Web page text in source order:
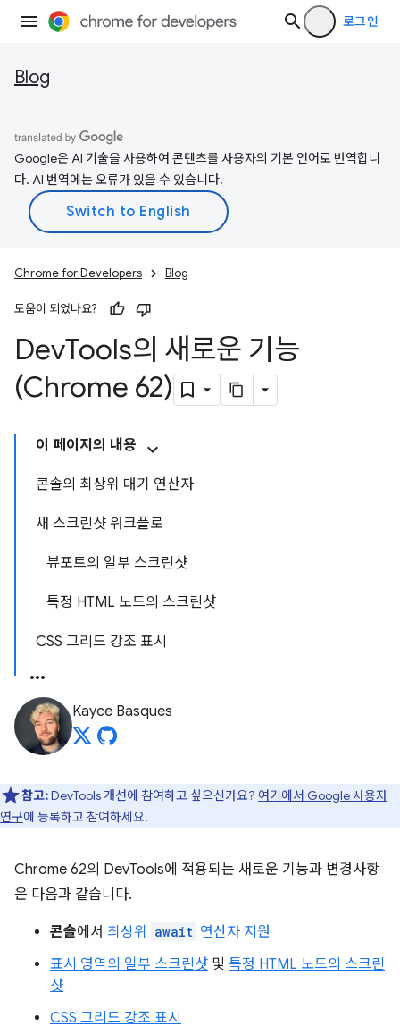
로그인
Blog
Google은 AI 기술을 사용하여 콘텐츠를 사용자의 기본 언어로 번역합니
다. AI 번역에는 오류가 있을 수 있습니다.
Chrome for Developers Blog
도움이 되었나요?
DevTools의 새로운 기능
(Chrome 62)
이 페이지의 내용
콘솔의 최상위 대기 연산자
새 스크린샷 워크플로
뷰포트의 일부 스크린샷
특정 HTML 노드의 스크린샷
CSS 그리드 강조 표시
Kayce Basques
참고:DevTools 개선에 참여하고 싶으신가요? 여기에서 Google 사용자
연구에 등록하고 참여하세요.
Chrome 62의 DevTools에 적용되는 새로운 기능과 변경사항
은 다음과 같습니다.
콘솔에서 최상위 await 연산자 지원
표시 영역의 일부 스크린샷 및 특정 HTML 노드의 스크린
샷
CSS 그리드 강조 표시